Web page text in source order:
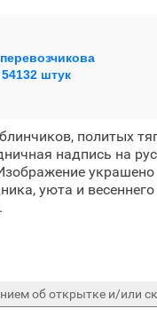
54132 штук
политых
надпись на
уюта и
об открытке и/или